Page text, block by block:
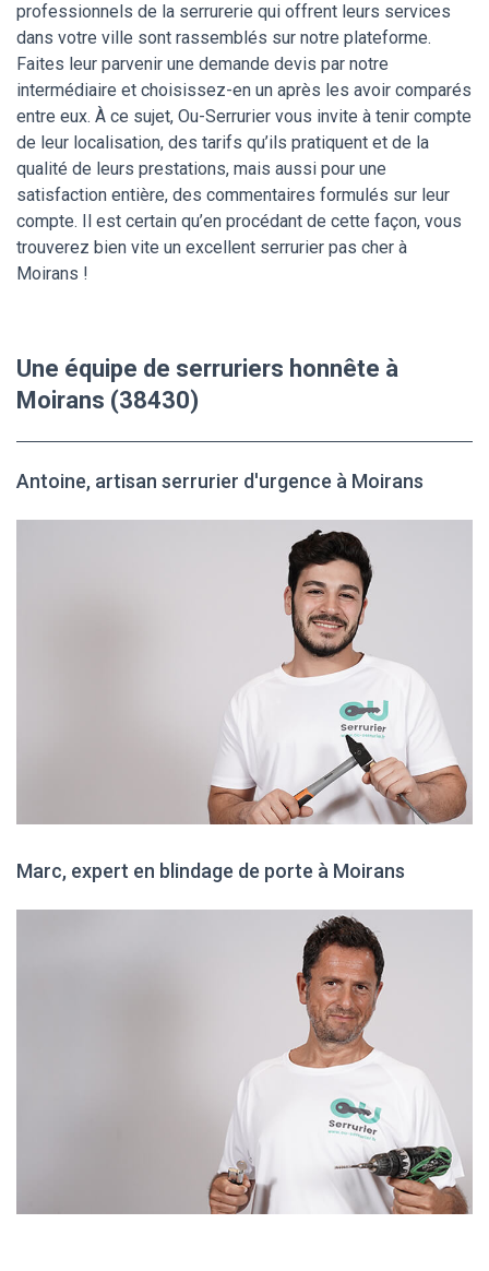
professionnels de la serrurerie qui offrent leurs services
dans votre ville sont rassemblés sur notre plateforme.
Faites leur parvenir une demande devis par notre
intermédiaire et choisissez-en un après les avoir comparés
entre eux. À ce sujet, Ou-Serrurier vous invite à tenir compte
de leur localisation, des tarifs qu’ils pratiquent et de la
qualité de leurs prestations, mais aussi pour une
satisfaction entière, des commentaires formulés sur leur
compte. Il est certain qu’en procédant de cette façon, vous
trouverez bien vite un excellent serrurier pas cher à
Moirans !
Une équipe de serruriers honnête à
Moirans (38430)
Antoine, artisan serrurier d'urgence à Moirans
Marc, expert en blindage de porte à Moirans